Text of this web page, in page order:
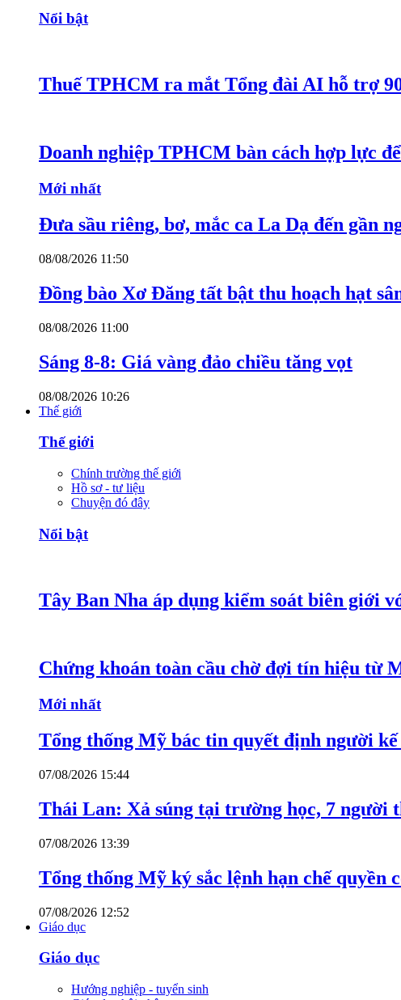
Nổi bật
Thuế TPHCM ra mắt Tổng đài AI hỗ trợ
Doanh nghiệp TPHCM bàn cách hợp lực
Mới nhất
Đưa sầu riêng, bơ, mắc ca La Dạ đến gần
08/08/2026 11:50
Đồng bào Xơ Đăng tất bật thu hoạch hạt
08/08/2026 11:00
Sáng 8-8: Giá vàng đảo chiều tăng vọt
08/08/2026 10:26
Thế giới
Thế giới
Chính trường thế giới
Hồ sơ - tư liệu
Chuyện đó đây
Nổi bật
Tây Ban Nha áp dụng kiểm soát biên giới
Chứng khoán toàn cầu chờ đợi tín hiệu từ
Mới nhất
Tổng thống Mỹ bác tin quyết định người kế
07/08/2026 15:44
Thái Lan: Xả súng tại trường học, 7 người
07/08/2026 13:39
Tổng thống Mỹ ký sắc lệnh hạn chế quyền
07/08/2026 12:52
Giáo dục
Giáo dục
Hướng nghiệp - tuyển sinh